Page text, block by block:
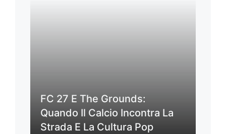
FC 27 E The Grounds:
Quando Il Calcio Incontra La
Strada E La Cultura Pop